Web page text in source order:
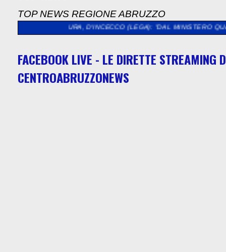
TOP NEWS REGIONE ABRUZZO
D'INCECCO (LEGA): "DAL MINISTERO QUASI 5 MILIONI DI
FACEBOOK LIVE - LE DIRETTE STREAMING
CENTROABRUZZONEWS